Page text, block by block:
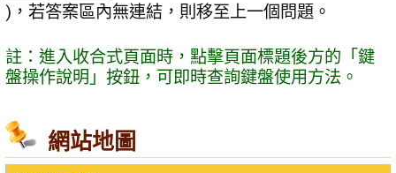
)，若答案區內無連結，則移至上一個問題。
註：進入收合式頁面時，點擊頁面標題後方的「鍵
盤操作說明」按鈕，可即時查詢鍵盤使用方法。
網站地圖